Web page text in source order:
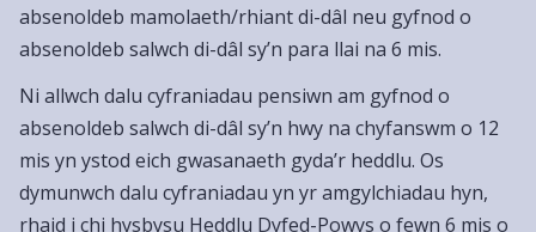
absenoldeb mamolaeth/rhiant di-dâl neu gyfnod o
absenoldeb salwch di-dâl sy’n para llai na 6 mis.
Ni allwch dalu cyfraniadau pensiwn am gyfnod o
absenoldeb salwch di-dâl sy’n hwy na chyfanswm o 12
mis yn ystod eich gwasanaeth gyda’r heddlu. Os
dymunwch dalu cyfraniadau yn yr amgylchiadau hyn,
rhaid i chi hysbysu Heddlu Dyfed-Powys o fewn 6 mis o